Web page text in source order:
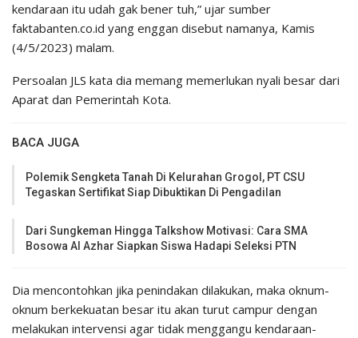
kendaraan itu udah gak bener tuh,” ujar sumber
faktabanten.co.id yang enggan disebut namanya, Kamis
(4/5/2023) malam.
Persoalan JLS kata dia memang memerlukan nyali besar dari
Aparat dan Pemerintah Kota.
BACA JUGA
Polemik Sengketa Tanah Di Kelurahan Grogol, PT CSU
Tegaskan Sertifikat Siap Dibuktikan Di Pengadilan
Dari Sungkeman Hingga Talkshow Motivasi: Cara SMA
Bosowa Al Azhar Siapkan Siswa Hadapi Seleksi PTN
Dia mencontohkan jika penindakan dilakukan, maka oknum-
oknum berkekuatan besar itu akan turut campur dengan
melakukan intervensi agar tidak menggangu kendaraan-